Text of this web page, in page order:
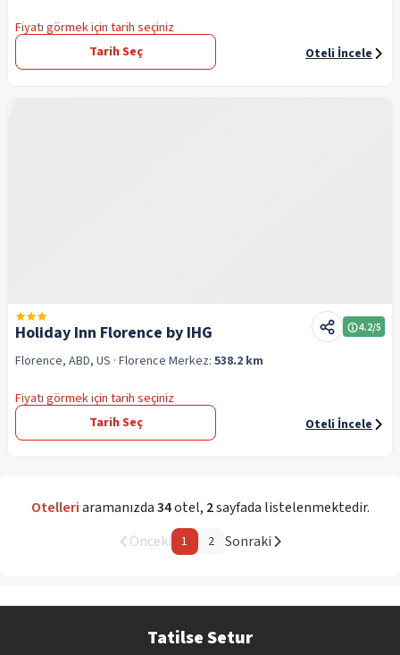
Fiyatı görmek için tarih seçiniz
Tarih Seç
Oteli İncele
Holiday Inn Florence by IHG 4.2/5
Florence, ABD, US · Florence Merkez: 538.2 km
Fiyatı görmek için tarih seçiniz
Tarih Seç
Oteli İncele
Otelleriaramanızda34otel, 2sayfada listelenmektedir.
Önceki 1 2 Sonraki
Tatilse Setur